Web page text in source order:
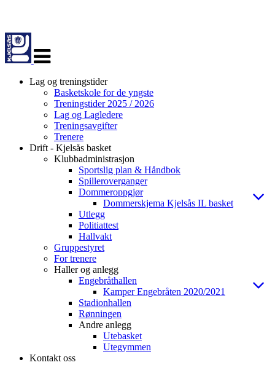
navigasjon
Lag og treningstider
Basketskole for de yngste
Treningstider 2025 / 2026
Lag og Lagledere
Treningsavgifter
Trenere
Drift - Kjelsås basket
Klubbadministrasjon
Sportslig plan & Håndbok
Spilleroverganger
Dommeroppgjør
Dommerskjema Kjelsås IL basket
Utlegg
Politiattest
Hallvakt
Gruppestyret
For trenere
Haller og anlegg
Engebråthallen
Kamper Engebråten 2020/2021
Stadionhallen
Rønningen
Andre anlegg
Utebasket
Utegymmen
Kontakt oss